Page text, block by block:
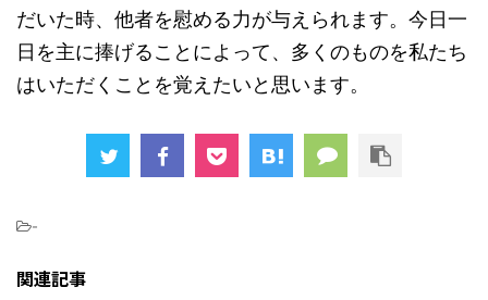
だいた時、他者を慰める力が与えられます。今日一
日を主に捧げることによって、多くのものを私たち
はいただくことを覚えたいと思います。
-
関連記事